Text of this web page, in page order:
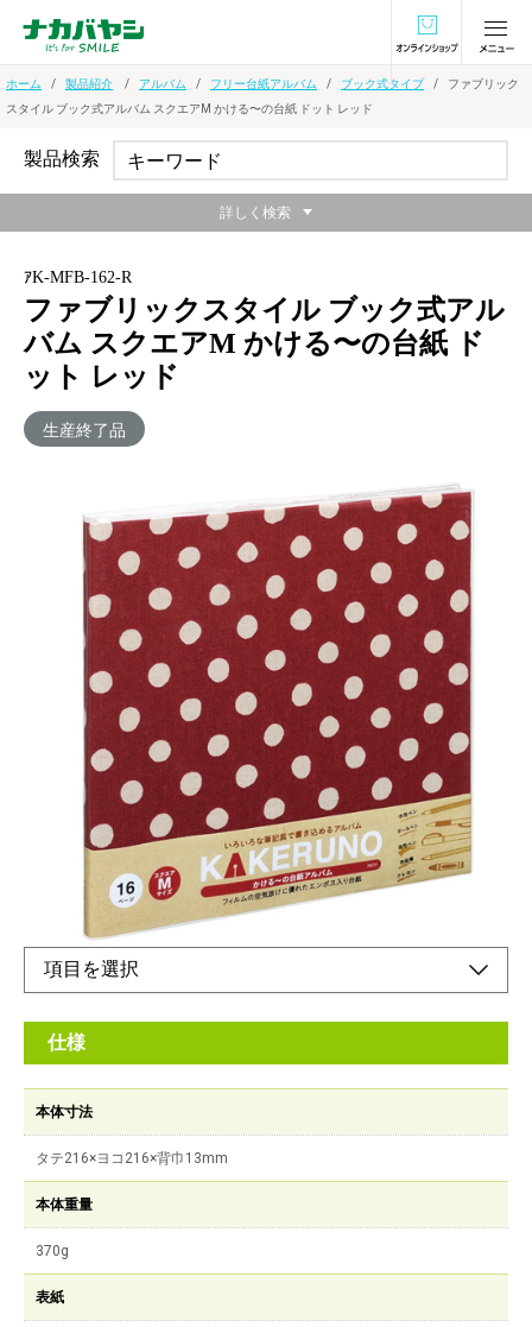
オンラインショ
ホーム 製品紹介 アルバム フリー台紙アルバム ブック式タイプ
ファブリック
スタイル ブック式アルバム スクエアM かける〜の台紙 ドット レッド
ｱK-MFB-162-R
ファブリックスタイル ブック式アル
バム スクエアM かける〜の台紙 ド
ット レッド
生産終了品
インテリア雑貨の布地を使用した可愛いアルバム
メーカー希望小売価格：
¥1,720 + 税
生産終了品
かける〜の台紙とは、ライト台紙よりも筆記具で書きやすく、ペ
ンやマーカーに加え、色鉛筆などもお使いいただける台紙です。
仕様
本体寸法
タテ216×ヨコ216×背巾13mm
本体重量
370g
表紙
製品検索
詳しく検索